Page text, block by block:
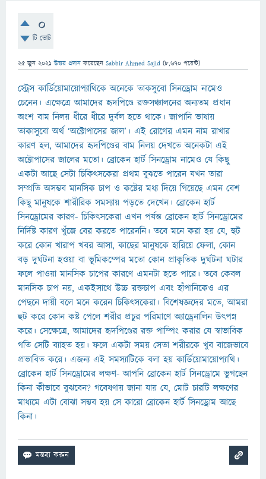
0
টি ভোট
25 জুন 2021 উত্তর প্রদান করেছেন Sabbir Ahmed Sajid (8,670 পয়েন্ট)
স্ট্রেস কার্ডিয়োমায়োপ্যাথিকে অনেকে তাকসুবো সিনড্রোম নামেও
চেনেন। এক্ষেত্রে আমাদের হৃদপিণ্ডে রক্তসঞ্চালনের অন্যতম প্রধান
অংশ বাম নিলয় ধীরে ধীরে দুর্বল হতে থাকে। জাপানি ভাষায়
তাকাসুবো অর্থ ‘অক্টোপাসের জাল’। এই রোগের এমন নাম রাখার
কারণ হল, আমাদের হৃদপিণ্ডের বাম নিলয় দেখতে অনেকটা এই
অক্টোপাসের জালের মতো। ব্রোকেন হার্ট সিনড্রোম নামেও যে কিছু
একটা আছে সেটা চিকিৎসকেরা প্রথম বুঝতে পারেন যখন তারা
সম্প্রতি অসম্ভব মানসিক চাপ ও কষ্টের মধ্য দিয়ে গিয়েছে এমন বেশ
কিছু মানুষকে শারীরিক সমস্যায় পড়তে দেখেন। ব্রোকেন হার্ট
সিনড্রোমের কারণ- চিকিৎসকেরা এখন পর্যন্ত ব্রোকেন হার্ট সিনড্রোমের
নির্দিষ্ট কারণ খুঁজে বের করতে পারেননি। তবে মনে করা হয় যে, হুট
করে কোন খারাপ খবর আসা, কাছের মানুষকে হারিয়ে ফেলা, কোন
বড় দুর্ঘটনা হওয়া বা ভূমিকম্পের মতো কোন প্রাকৃতিক দুর্ঘটনা ঘটার
ফলে পাওয়া মানসিক চাপের কারণে এমনটা হতে পারে। তবে কেবল
মানসিক চাপ নয়, একইসাথে উচ্চ রক্তচাপ এবং হাঁপানিকেও এর
পেছনে দায়ী বলে মনে করেন চিকিৎসকেরা। বিশেষজ্ঞদের মতে, আমরা
হুট করে কোন কষ্ট পেলে শরীর প্রচুর পরিমাণে অ্যাড্রেনালিন উৎপন্ন
করে। সেক্ষেত্রে, আমাদের হৃদপিণ্ডের রক্ত পাম্পিং করার যে স্বাভাবিক
গতি সেটি ব্যাহত হয়। ফলে একটা সময় সেতা শরীরকে খুব বাজেভাবে
প্রভাবিত করে। এজন্য এই সমস্যাটিকে বলা হয় কার্ডিয়োমায়োপ্যাথি।
ব্রোকেন হার্ট সিনড্রোমের লক্ষণ- আপনি ব্রোকেন হার্ট সিনড্রোমে ভুগছেন
কিনা কীভাবে বুঝবেন? গবেষণায় জানা যায় যে, মোট চারটি লক্ষণের
মাধ্যমে এটা বোঝা সম্ভব হয় সে কারো ব্রোকেন হার্ট সিনড্রোম আছে
কিনা।